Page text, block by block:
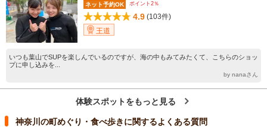
ネット予約OK ポイント2％
4.9 (103件)
王道
いつも葉山でSUPを楽しんでいるのですが、海の中もみてみたくて、こちらのショッ
プに申し込みを...
by nanaさん
体験スポットをもっと見る
神奈川の町めぐり・食べ歩きに関するよくある質問